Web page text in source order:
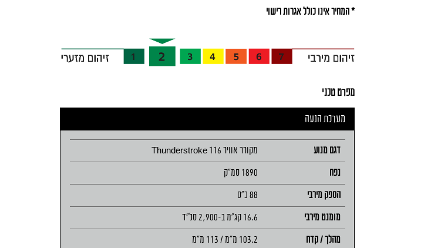
* המחיר אינו כולל אגרות רישוי
מפרט טכני
מערכת הנעה
דגם מנוע מקורר אוויר Thunderstroke 116
נפח 1890 סמ"ק
הספק מירבי 88 כ"ס
מומנט מירבי 16.6 קג"מ ב-2,900 סל"ד
מהלך / קדח 103.2 מ"מ / 113 מ"מ